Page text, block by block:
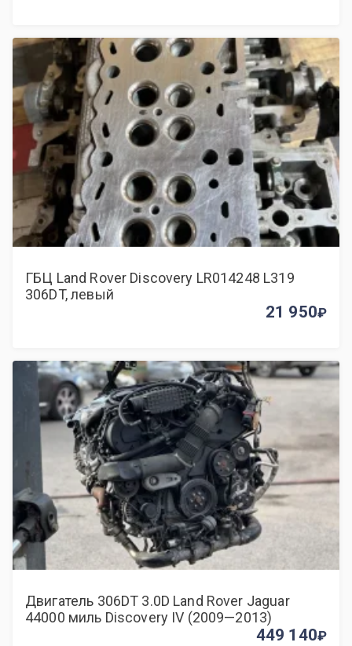
ГБЦ Land Rover Discovery LR014248 L319
306DT, левый
21 950
Двигатель 306DT 3.0D Land Rover Jaguar
44000 миль Discovery IV (2009—2013)
449 140